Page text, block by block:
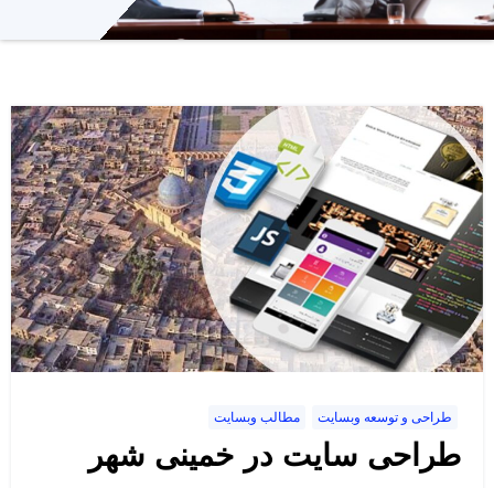
طراحی و توسعه وبسایت مطالب وبسایت
طراحی سایت در خمینی شهر